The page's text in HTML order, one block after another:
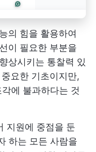
의 힘을 활용하여
이 필요한 부분을
상시키는 통찰력 있
요한 기초이지만,
에 불과하다는 것
지원에 중점을 둔
하는 모든 사람을